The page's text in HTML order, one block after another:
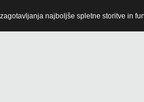
najboljše spletne storitve in